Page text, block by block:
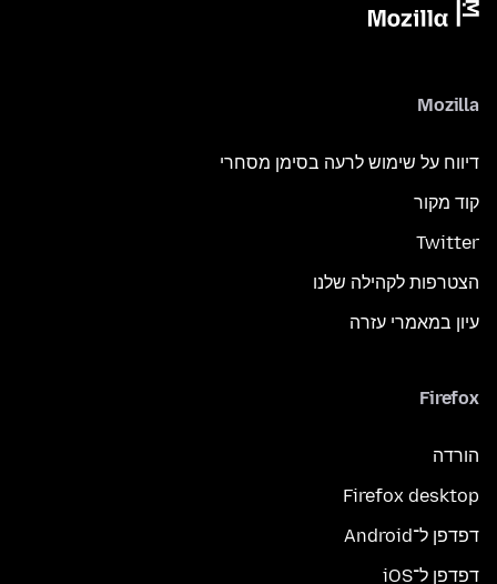
Mozilla
דיווח על שימוש לרעה בסימן מסחרי
קוד מקור
Twitter
הצטרפות לקהילה שלנו
עיון במאמרי עזרה
Firefox
הורדה
Firefox desktop
דפדפן ל־Android
דפדפן ל־iOS